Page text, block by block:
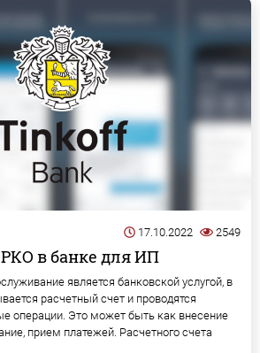
17.10.2022 2549
в банке для ИП
является банковской услугой, в
расчетный счет и проводятся
операции. Это может быть как внесение
прием платежей. Расчетного счета